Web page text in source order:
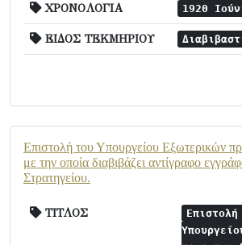
ΧΡΟΝΟΛΟΓΙΑ 1920
ΕΙΔΟΣ ΤΕΚΜΗΡΙΟΥ
Επιστολή του Υπουργείου Εξωτερικών
με την οποία διαβιβάζει αντίγραφο
Στρατηγείου.
ΤΙΤΛΟΣ